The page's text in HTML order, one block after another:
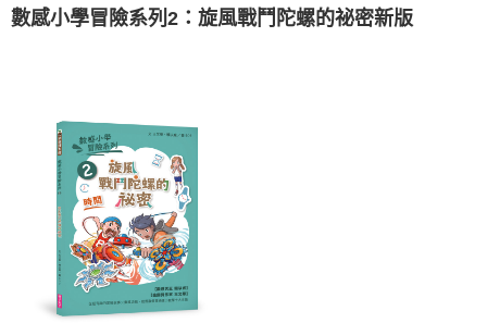
數感小學冒險系列2：旋風戰鬥陀螺的祕密新版